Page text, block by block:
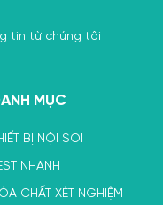
tin từ chúng tôi
MỤC
BỊ NỘI SOI
NHANH
CHẤT XÉT NGHIỆM